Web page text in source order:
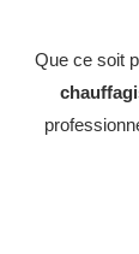
Que ce soit